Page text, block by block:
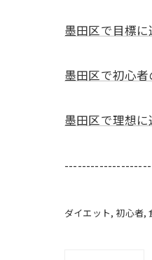
墨田区で目標
墨田区で初心
墨田区で理想
ダイエット 初心者